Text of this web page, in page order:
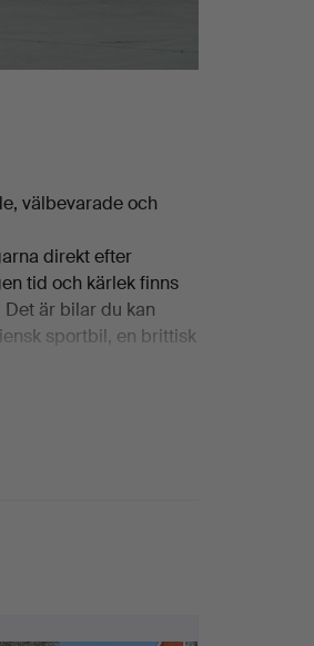
välbevarade och
direkt efter
tid och kärlek finns
är bilar du kan
sportbil, en brittisk
av, inte bara titta på.